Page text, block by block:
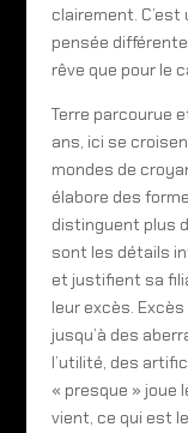
clairement.
pensée
rêve que pour le
Terre parcourue
ans, ici se
mondes de
élabore des
distinguent plus
sont les détails
et justifient sa
leur excès. Excès
jusqu’à des
l’utilité, des
« presque » joue
vient, ce qui est